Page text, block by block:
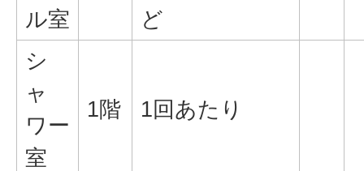
ル室
ど
シ
ャ
ワー
室
1階 1回あたり